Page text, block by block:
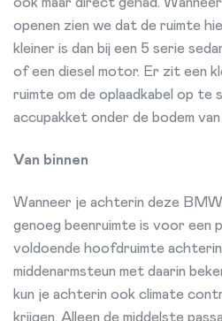
openen zien we dat de ruimte
kleiner is dan bij een 5 serie
of een diesel motor. Er zit een
ruimte om de oplaadkabel op te
accupakket onder de bodem
Van binnen
Wanneer je achterin deze
genoeg beenruimte is voor een
voldoende hoofdruimte
middenarmsteun met daarin
kun je achterin ook climate
krijgen. Alleen de middelste